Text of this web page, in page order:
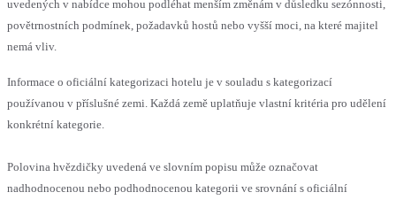
uvedených v nabídce mohou podléhat menším změnám v důsledku sezónnosti,
povětrnostních podmínek, požadavků hostů nebo vyšší moci, na které majitel
nemá vliv.
Informace o oficiální kategorizaci hotelu je v souladu s kategorizací
používanou v příslušné zemi. Každá země uplatňuje vlastní kritéria pro udělení
konkrétní kategorie.
Polovina hvězdičky uvedená ve slovním popisu může označovat
nadhodnocenou nebo podhodnocenou kategorii ve srovnání s oficiální